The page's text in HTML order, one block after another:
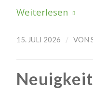
Weiterlesen
15. JULI 2026 / VON